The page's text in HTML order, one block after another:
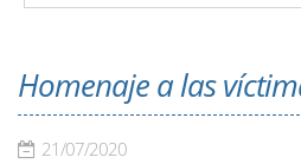
Homenaje a las
21/07/2020